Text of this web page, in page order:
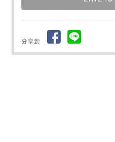
分享到